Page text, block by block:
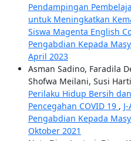
Pendampingan
untuk Meningkatkan
Siswa Magenta English
Pengabdian Kepada
April 2023
Asman Sadino, Faradila
Shofwa Meilani, Susi
Perilaku Hidup Bersih
Pencegahan COVID 19 ,
Pengabdian Kepada
Oktober 2021